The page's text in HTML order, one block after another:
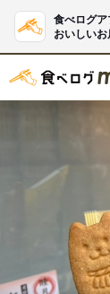
食べログア
おいしい